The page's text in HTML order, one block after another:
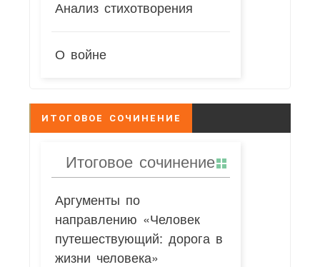
Анализ стихотворения
О войне
ИТОГОВОЕ СОЧИНЕНИЕ
Итоговое сочинение
Аргументы по
направлению «Человек
путешествующий: дорога в
жизни человека»